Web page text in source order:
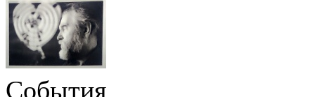
События